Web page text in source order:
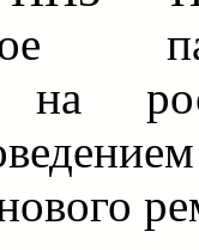
на